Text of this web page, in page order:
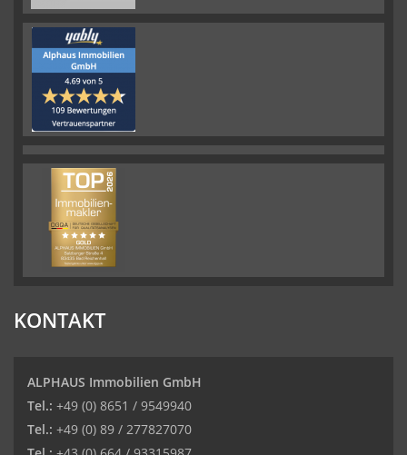
KONTAKT
ALPHAUS Immobilien GmbH
Tel.: +49 (0) 8651 / 9549940
Tel.: +49 (0) 89 / 277827070